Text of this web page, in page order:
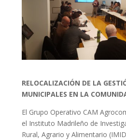
RELOCALIZACIÓN DE LA
MUNICIPALES EN LA
El Grupo Operativo CAM
el Instituto Madrileño de
Rural, Agrario y Alimentario